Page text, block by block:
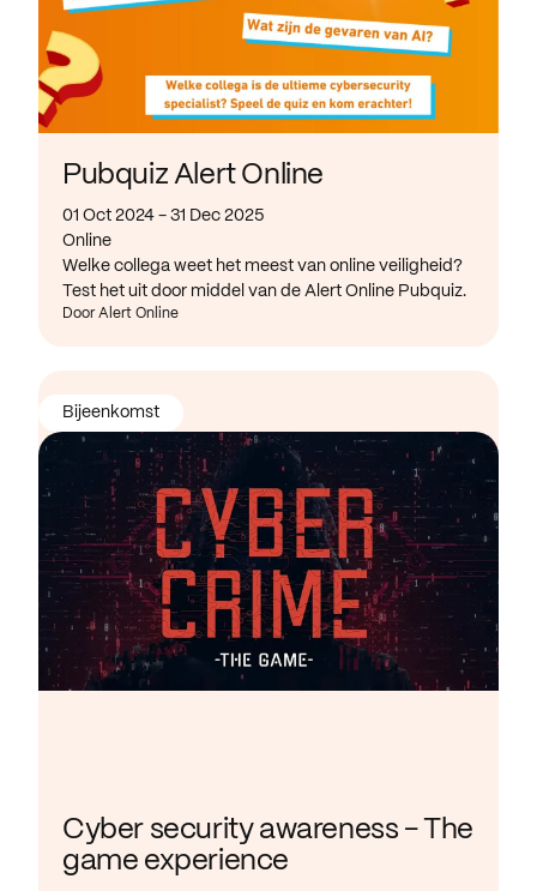
Pubquiz Alert Online
01 Oct 2024 - 31 Dec 2025
Online
Welke collega weet het meest van online veiligheid?
Test het uit door middel van de Alert Online Pubquiz.
Door Alert Online
Cyber security awareness - The
game experience
Bijeenkomst